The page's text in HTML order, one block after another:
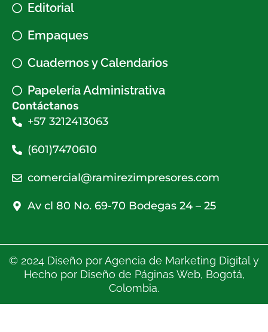
Editorial
Empaques
Cuadernos y Calendarios
Papelería Administrativa
Contáctanos
+57 3212413063
(601)7470610
comercial@ramirezimpresores.com
Av cl 80 No. 69-70 Bodegas 24 – 25
© 2024 Diseño porAgencia de Marketing Digitaly
Hecho por Diseño de Páginas Web, Bogotá,
Colombia.